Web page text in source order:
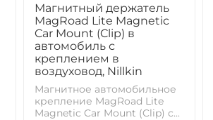
Магнитный держатель
MagRoad Lite Magnetic
Car Mount (Clip) в
автомобиль с
креплением в
воздуховод, Nillkin
Магнитное автомобильное
крепление MagRoad Lite
Magnetic Car Mount (Clip) с...